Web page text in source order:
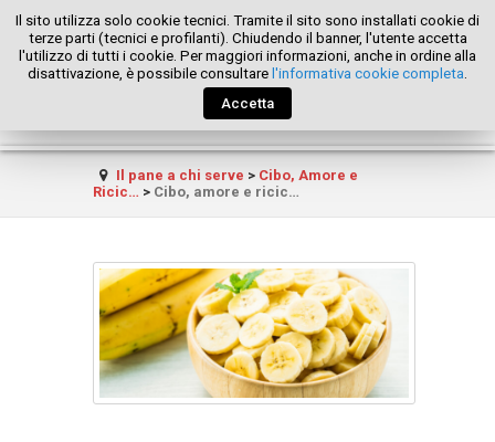
Il pane a chi serve > Cibo, Amore e
Ricic… > Cibo, amore e ricic…
Il sito utilizza solo cookie tecnici. Tramite il sito sono installati cookie di
terze parti (tecnici e profilanti). Chiudendo il banner, l'utente accetta
l'utilizzo di tutti i cookie. Per maggiori informazioni, anche in ordine alla
disattivazione, è possibile consultare l'informativa cookie completa
Accetta